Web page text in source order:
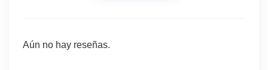
Aún no hay reseñas.